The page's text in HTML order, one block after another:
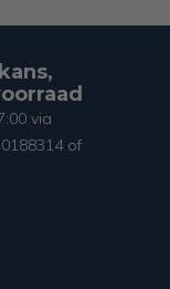
via
of